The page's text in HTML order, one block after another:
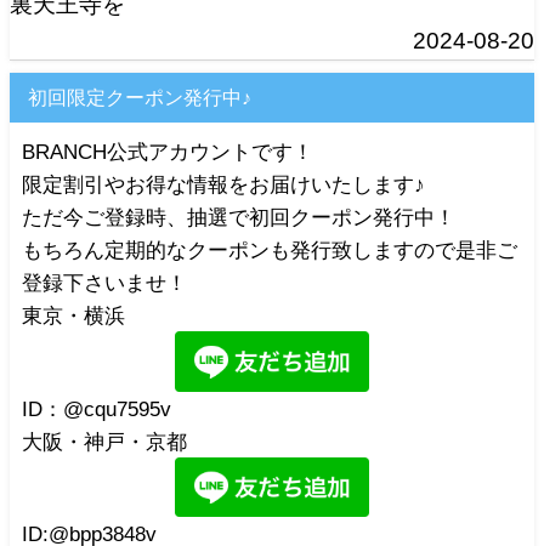
2024-08-20
初回限定クーポン発行中♪
BRANCH公式アカウントです！
限定割引やお得な情報をお届けいたします♪
ただ今ご登録時、抽選で初回クーポン発行中！
もちろん定期的なクーポンも発行致しますので是非ご
登録下さいませ！
東京・横浜
ID：@cqu7595v
大阪・神戸・京都
ID:@bpp3848v